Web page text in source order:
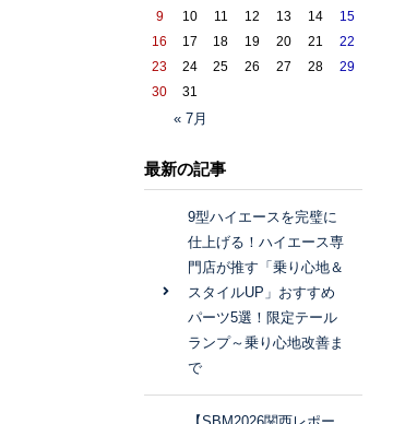
« 7月
9
10 11 12 13 14
15
16
17 18 19 20 21
22
23
24 25 26 27 28
29
30
31
最新の記事
9型ハイエースを完璧に
仕上げる！ハイエース専
門店が推す「乗り心地＆
スタイルUP」おすすめ
パーツ5選！限定テール
ランプ～乗り心地改善ま
で